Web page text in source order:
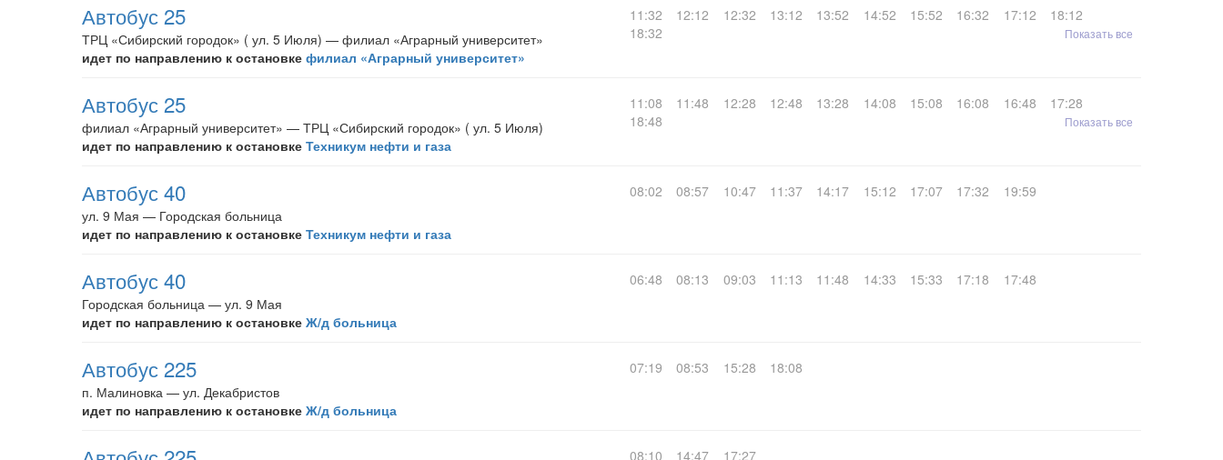
Автобус 25
ТРЦ «Сибирский городок» ( ул. 5 Июля) — филиал «Аграрный университет»
идет по направлению к остановке филиал «Аграрный университет»
11:32 12:12 12:32 13:12 13:52 14:52 15:52 16:32 17:12
18:12
18:32
Показать все
Автобус 25
филиал «Аграрный университет» — ТРЦ «Сибирский городок» ( ул. 5 Июля)
идет по направлению к остановке Техникум нефти и газа
11:08 11:48 12:28 12:48 13:28 14:08 15:08 16:08 16:48
17:28
18:48
Показать все
Автобус 40
ул. 9 Мая — Городская больница
идет по направлению к остановке Техникум нефти и газа
08:02 08:57 10:47 11:37 14:17 15:12 17:07 17:32 19:59
Автобус 40
Городская больница — ул. 9 Мая
идет по направлению к остановке Ж/д больница
06:48 08:13 09:03 11:13 11:48 14:33 15:33 17:18 17:48
Автобус 225
п. Малиновка — ул. Декабристов
идет по направлению к остановке Ж/д больница
07:19 08:53 15:28 18:08
08:10 14:47 17:27